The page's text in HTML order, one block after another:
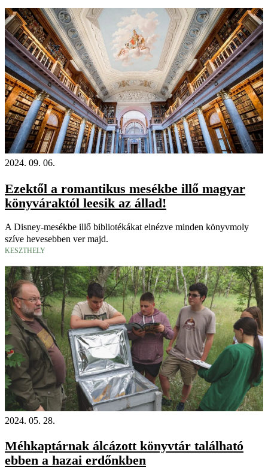
2024. 09. 06.
Ezektől a romantikus mesékbe illő magyar
könyváraktól leesik az állad!
A Disney-mesékbe illő bibliotékákat elnézve minden könyvmoly
szíve hevesebben ver majd.
KESZTHELY
2024. 05. 28.
Méhkaptárnak álcázott könyvtár található
ebben a hazai erdőnkben